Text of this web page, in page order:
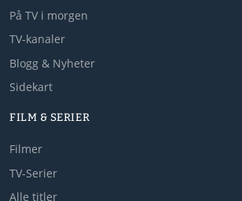
På TV i morgen
TV-kanaler
Blogg & Nyheter
Sidekart
FILM & SERIER
Filmer
TV-Serier
Alle titler